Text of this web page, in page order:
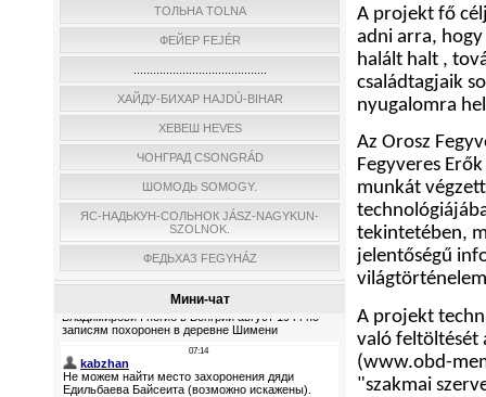
ТОЛЬНА TOLNA
ФЕЙЕР FEJÉR
ХАЙДУ-БИХАР HAJDÚ-BIHAR
ХЕВЕШ HEVES
ЧОНГРАД CSONGRÁD
ШОМОДЬ SOMOGY.
ЯС-НАДЬКУН-СОЛЬНОК JÁSZ-NAGYKUN-
SZOLNOK.
ФЕДЬХАЗ FEGYHÁZ
Мини-чат
A projekt fő
adni arra,
halált halt ,
családtagjaik
nyugalomra
Az Orosz
Fegyveres
munkát végzett
tekintetében,
jelentőségű
A projekt
való feltöltését
(www.obd-
"szakmai